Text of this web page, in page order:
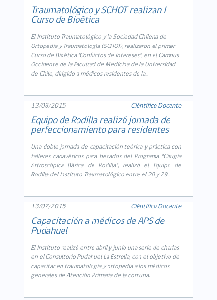
Traumatológico y SCHOT realizan I
Curso de Bioética
El Instituto Traumatológico y la Sociedad Chilena de
Ortopedia y Traumatología (SCHOT), realizaron el primer
Curso de Bioética “Conflictos de Intereses”, en el Campus
Occidente de la Facultad de Medicina de la Universidad
de Chile, dirigido a médicos residentes de la...
13/08/2015 Ciéntifico Docente
Equipo de Rodilla realizó jornada de
perfeccionamiento para residentes
Una doble jornada de capacitación teórica y práctica con
talleres cadavéricos para becados del Programa "Cirugía
Artroscópica Básica de Rodilla", realizó el Equipo de
Rodilla del Instituto Traumatológico entre el 28 y 29...
13/07/2015 Ciéntifico Docente
Capacitación a médicos de APS de
Pudahuel
El Instituto realizó entre abril y junio una serie de charlas
en el Consultorio Pudahuel La Estrella, con el objetivo de
capacitar en traumatología y ortopedia a los médicos
generales de Atención Primaria de la comuna.